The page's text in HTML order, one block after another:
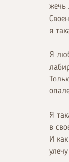
жечь
я
Я
Я
в
И